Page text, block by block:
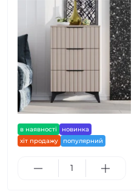
в наявності
новинка
хіт продажу
популярний